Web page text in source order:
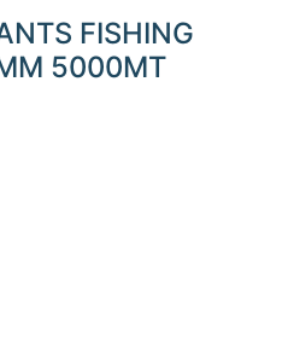
FISHING
5000MT